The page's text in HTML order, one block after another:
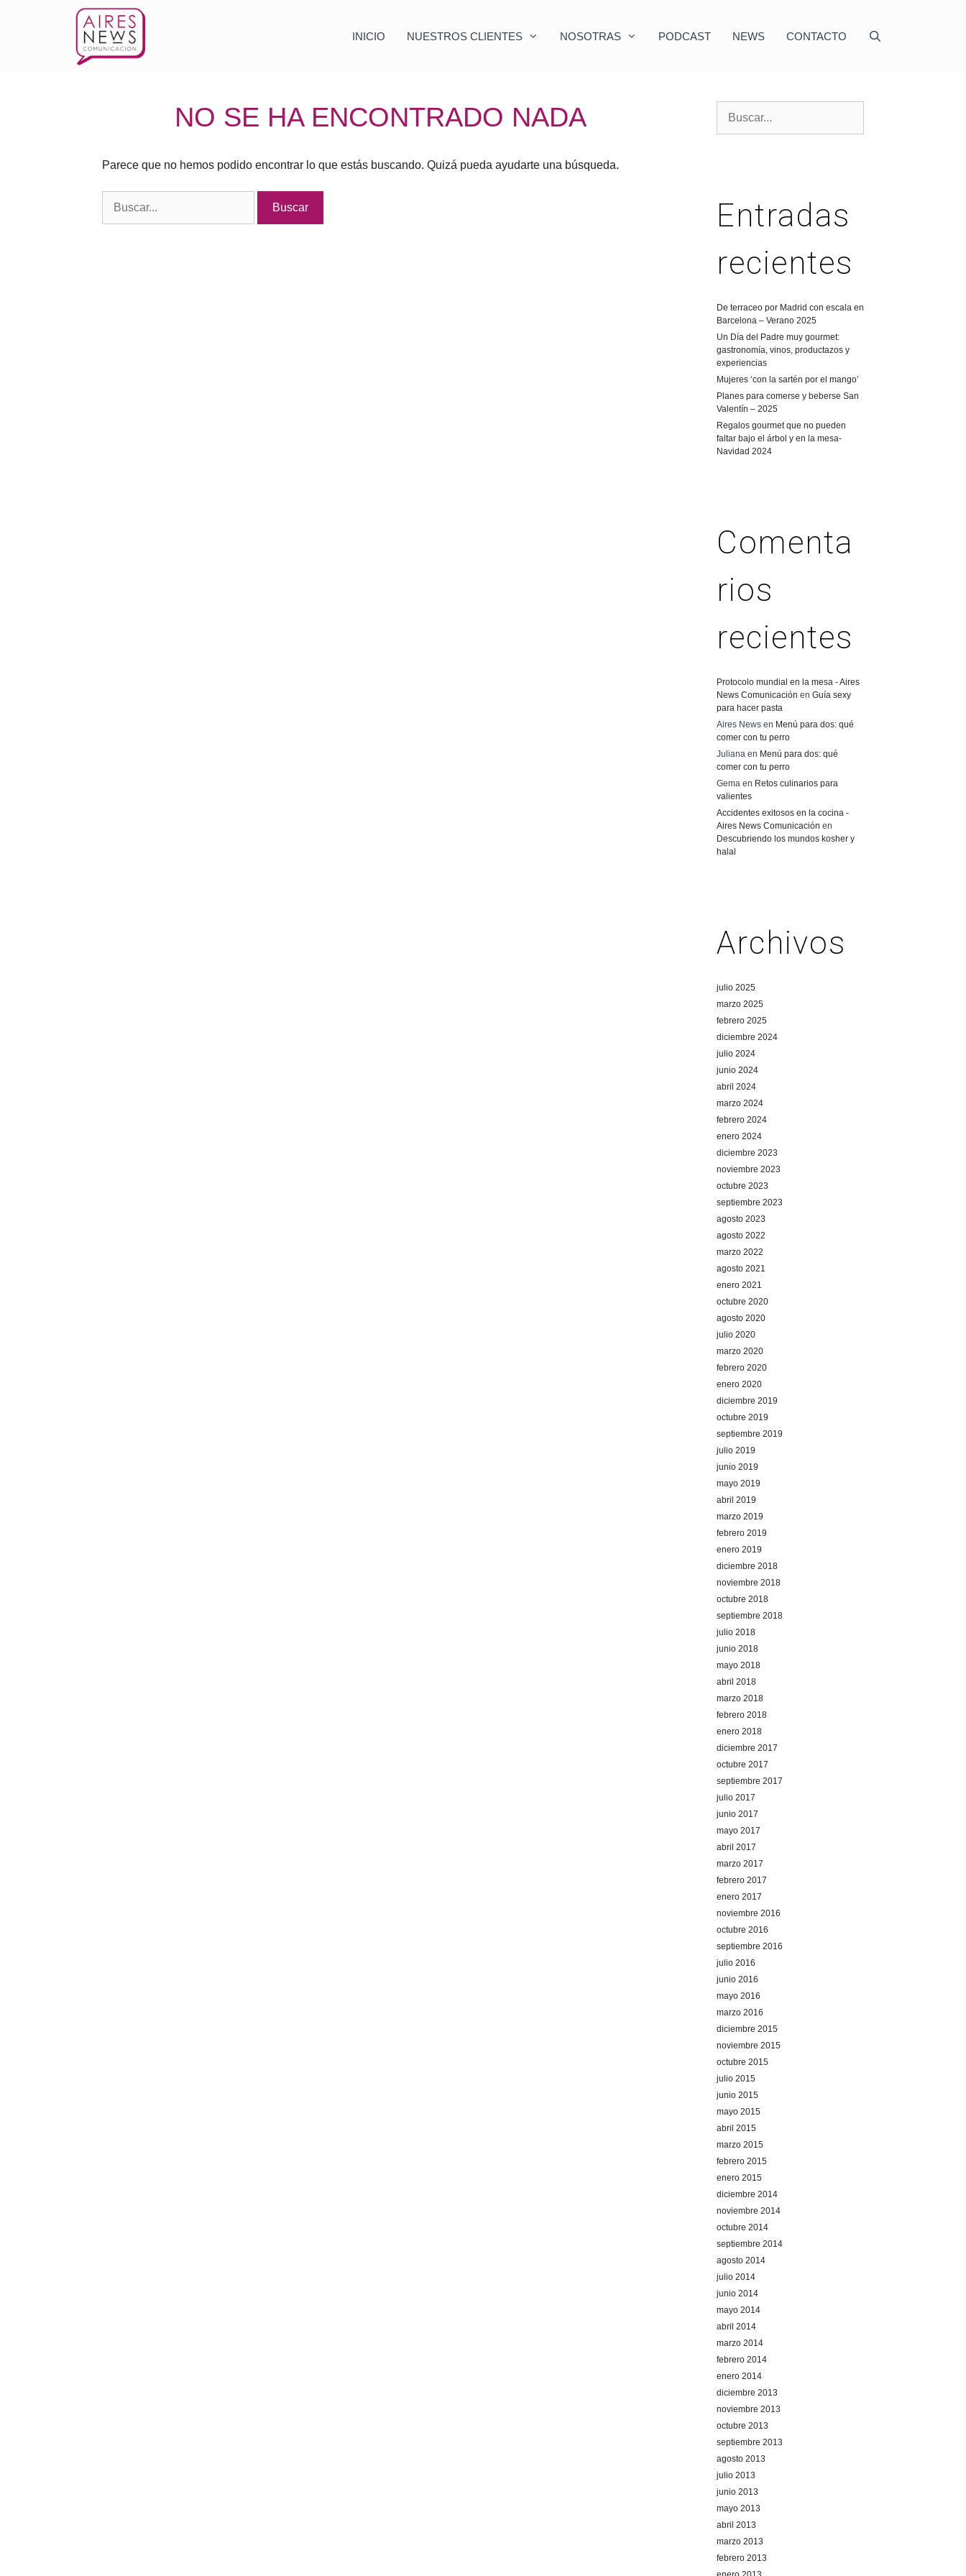
INICIO NUESTROS CLIENTES NOSOTRAS PODCAST NEWS CONTACTO
NO SE HA ENCONTRADO NADA
Parece que no hemos podido encontrar lo que estás buscando. Quizá pueda ayudarte una búsqueda.
Entradas
recientes
De terraceo por Madrid con escala en
Barcelona – Verano 2025
Un Día del Padre muy gourmet:
gastronomía, vinos, productazos y
experiencias
Mujeres ‘con la sartén por el mango’
Planes para comerse y beberse San
Valentín – 2025
Regalos gourmet que no pueden
faltar bajo el árbol y en la mesa-
Navidad 2024
Comenta
rios
recientes
Protocolo mundial en la mesa - Aires
News Comunicación en Guía sexy
para hacer pasta
Aires News en Menú para dos: qué
comer con tu perro
Juliana en Menú para dos: qué
comer con tu perro
Gema en Retos culinarios para
valientes
Accidentes exitosos en la cocina -
Aires News Comunicación en
Descubriendo los mundos kosher y
halal
Archivos
julio 2025
marzo 2025
febrero 2025
diciembre 2024
julio 2024
junio 2024
abril 2024
marzo 2024
febrero 2024
enero 2024
diciembre 2023
noviembre 2023
octubre 2023
septiembre 2023
agosto 2023
agosto 2022
marzo 2022
agosto 2021
enero 2021
octubre 2020
agosto 2020
julio 2020
marzo 2020
febrero 2020
enero 2020
diciembre 2019
octubre 2019
septiembre 2019
julio 2019
junio 2019
mayo 2019
abril 2019
marzo 2019
febrero 2019
enero 2019
diciembre 2018
noviembre 2018
octubre 2018
septiembre 2018
julio 2018
junio 2018
mayo 2018
abril 2018
marzo 2018
febrero 2018
enero 2018
diciembre 2017
octubre 2017
septiembre 2017
julio 2017
junio 2017
mayo 2017
abril 2017
marzo 2017
febrero 2017
enero 2017
noviembre 2016
octubre 2016
septiembre 2016
julio 2016
junio 2016
mayo 2016
marzo 2016
diciembre 2015
noviembre 2015
octubre 2015
julio 2015
junio 2015
mayo 2015
abril 2015
marzo 2015
febrero 2015
enero 2015
diciembre 2014
noviembre 2014
octubre 2014
septiembre 2014
agosto 2014
julio 2014
junio 2014
mayo 2014
abril 2014
marzo 2014
febrero 2014
enero 2014
diciembre 2013
noviembre 2013
octubre 2013
septiembre 2013
agosto 2013
julio 2013
junio 2013
mayo 2013
abril 2013
marzo 2013
febrero 2013